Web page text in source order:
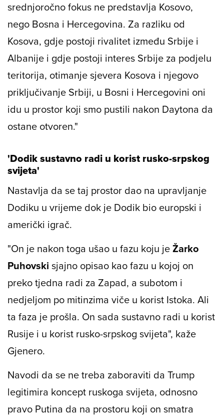
srednjoročno fokus ne predstavlja Kosovo,
nego Bosna i Hercegovina. Za razliku od
Kosova, gdje postoji rivalitet između Srbije i
Albanije i gdje postoji interes Srbije za podjelu
teritorija, otimanje sjevera Kosova i njegovo
priključivanje Srbiji, u Bosni i Hercegovini oni
idu u prostor koji smo pustili nakon Daytona da
ostane otvoren."
'Dodik sustavno radi u korist rusko-srpskog
svijeta'
Nastavlja da se taj prostor dao na upravljanje
Dodiku u vrijeme dok je Dodik bio europski i
američki igrač.
"On je nakon toga ušao u fazu koju jeŽarko
Puhovski sjajno opisao kao fazu u kojoj on
preko tjedna radi za Zapad, a subotom i
nedjeljom po mitinzima viče u korist Istoka. Ali
ta faza je prošla. On sada sustavno radi u korist
Rusije i u korist rusko-srpskog svijeta", kaže
Gjenero.
Navodi da se ne treba zaboraviti da Trump
legitimira koncept ruskoga svijeta, odnosno
pravo Putina da na prostoru koji on smatra